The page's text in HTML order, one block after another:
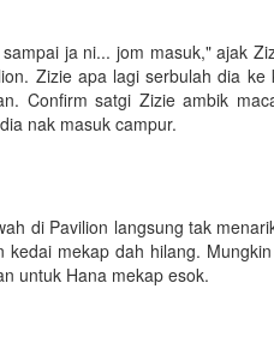
ja ni... jom masuk," ajak
Zizie apa lagi serbulah dia
Confirm satgi Zizie ambik
nak masuk campur.
di Pavilion langsung tak
kedai mekap dah hilang.
untuk Hana mekap esok.